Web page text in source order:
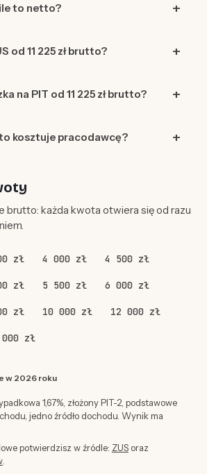
ile to netto?
od 11 225 zł brutto?
na PIT od 11 225 zł brutto?
kosztuje pracodawcę?
brutto: każda kwota otwiera się od razu
zł 4 000 zł 4 500 zł
zł 5 500 zł 6 000 zł
zł 10 000 zł 12 000 zł
zł
w 2026 roku
1,67%, złożony PIT-2, podstawowe
jedno źródło dochodu. Wynik ma
potwierdzisz w źródle: ZUSoraz
.